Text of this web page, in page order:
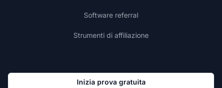
Software referral
Strumenti di affiliazione
Inizia prova gratuita